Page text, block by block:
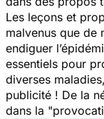
Les leçons et
malvenus que de
endiguer
essentiels pour
diverses
publicité ! De la
dans la